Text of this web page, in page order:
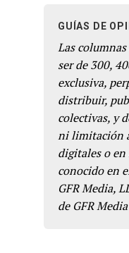
GUÍAS DE
Las
ser de 300,
exclusiva,
distribuir,
colectivas, y
ni limitación
digitales o
conocido en
GFR Media,
de GFR